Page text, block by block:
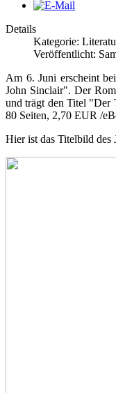
Details
Kategorie:
Veröffentlicht:
Am 6. Juni erscheint
John Sinclair". Der
und trägt den Titel "Der
80 Seiten, 2,70 EUR /
Hier ist das Titelbild des